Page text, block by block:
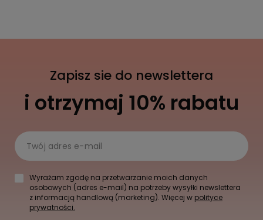
Zapisz sie do newslettera
i otrzymaj 10% rabatu
Twój adres e-mail
Wyrażam zgodę na przetwarzanie moich danych
osobowych (adres e-mail) na potrzeby wysyłki newslettera
z informacją handlową (marketing). Więcej w polityce
prywatności.